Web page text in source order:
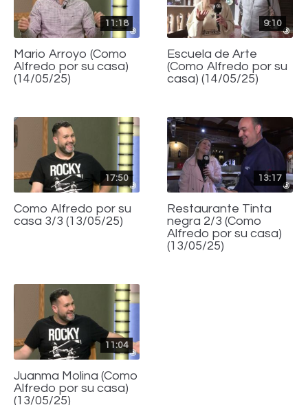
11:18
Mario Arroyo (Como
Alfredo por su casa)
(14/05/25)
9:10
Escuela de Arte
(Como Alfredo por su
casa) (14/05/25)
17:50
Como Alfredo por su
casa 3/3 (13/05/25)
13:17
Restaurante Tinta
negra 2/3 (Como
Alfredo por su casa)
(13/05/25)
11:04
Juanma Molina (Como
Alfredo por su casa)
(13/05/25)